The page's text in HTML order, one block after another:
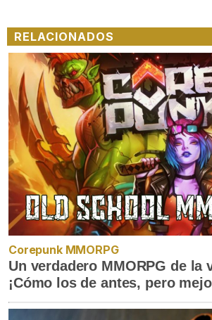
RELACIONADOS
Corepunk MMORPG
Un verdadero MMORPG de la
¡Cómo los de antes, pero